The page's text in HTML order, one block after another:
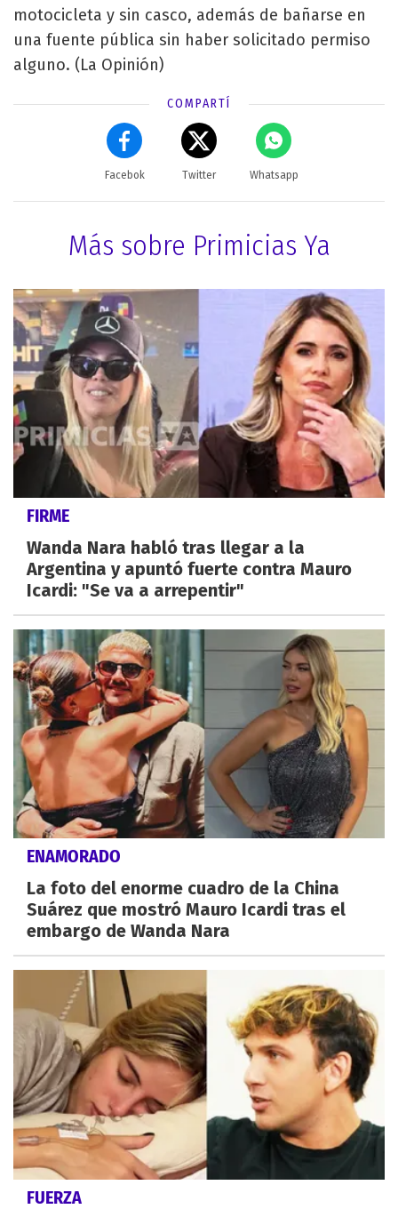
motocicleta y sin casco, además de bañarse en
una fuente pública sin haber solicitado permiso
alguno. (La Opinión)
COMPARTÍ
Facebok Twitter Whatsapp
Más sobre Primicias Ya
FIRME
Wanda Nara habló tras llegar a la
Argentina y apuntó fuerte contra Mauro
Icardi: "Se va a arrepentir"
ENAMORADO
La foto del enorme cuadro de la China
Suárez que mostró Mauro Icardi tras el
embargo de Wanda Nara
FUERZA